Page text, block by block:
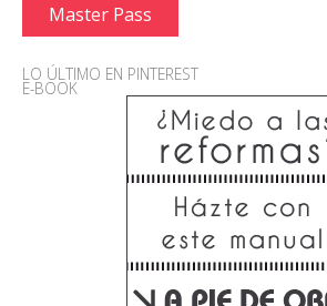
Master Pass
LO ÚLTIMO EN PINTEREST
E-BOOK